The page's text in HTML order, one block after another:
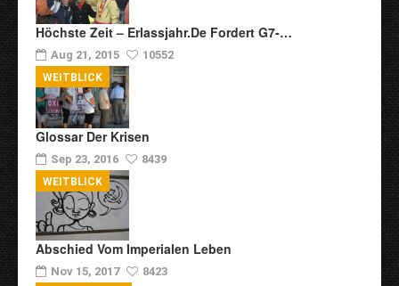
Höchste Zeit – Erlassjahr.de Fordert G7-…
Aug 21, 2015 10552
Glossar Der Krisen
Sep 23, 2016 8439
WEITBLICK
Abschied Vom Imperialen Leben
Nov 15, 2017 8423
WEITBLICK